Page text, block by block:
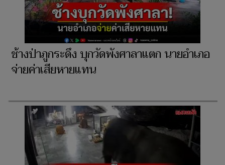
ช้างป่าภูกระดึง บุกวัดพังศาลาแตก นายอำเภอ
จ่ายค่าเสียหายแทน